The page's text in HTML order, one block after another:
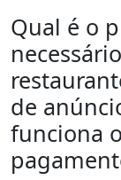
Qual é o
de
funciona